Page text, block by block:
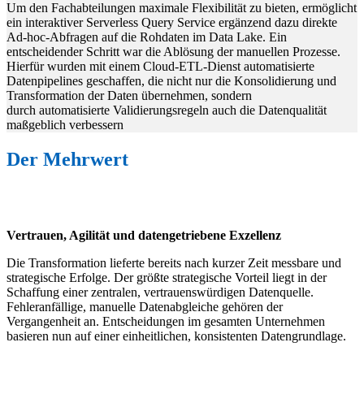
Um den Fachabteilungen maximale Flexibilität zu bieten, ermöglicht
ein interaktiver Serverless Query Service ergänzend dazu direkte
Ad-hoc-Abfragen auf die Rohdaten im Data Lake. Ein
entscheidender Schritt war die Ablösung der manuellen Prozesse.
Hierfür wurden mit einem Cloud-ETL-Dienst automatisierte
Datenpipelines geschaffen, die nicht nur die Konsolidierung und
Transformation der Daten übernehmen, sondern
durch automatisierte Validierungsregeln auch die Datenqualität
maßgeblich verbessern
Der Mehrwert
Vertrauen, Agilität und datengetriebene Exzellenz
Die Transformation lieferte bereits nach kurzer Zeit messbare und
strategische Erfolge. Der größte strategische Vorteil liegt in der
Schaffung einer zentralen, vertrauenswürdigen Datenquelle.
Fehleranfällige, manuelle Datenabgleiche gehören der
Vergangenheit an. Entscheidungen im gesamten Unternehmen
basieren nun auf einer einheitlichen, konsistenten Datengrundlage.